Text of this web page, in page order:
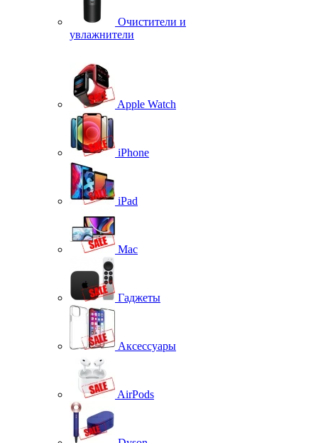
Очистители и
увлажнители
Apple Watch
iPhone
iPad
Mac
Гаджеты
Аксессуары
AirPods